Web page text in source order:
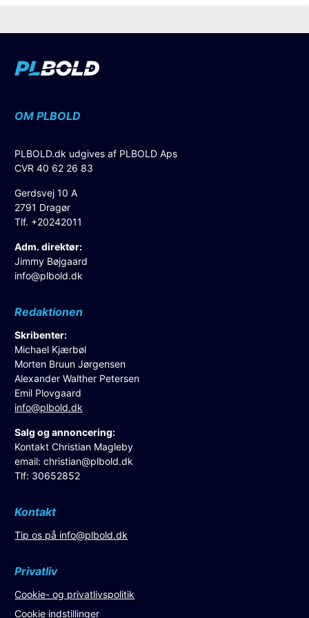
OM PLBOLD
PLBOLD.dk udgives af PLBOLD Aps
CVR 40 62 26 83
Gerdsvej 10 A
2791 Dragør
Tlf. +20242011
Adm. direktør:
Jimmy Bøjgaard
info@plbold.dk
Redaktionen
Skribenter:
Michael Kjærbøl
Morten Bruun Jørgensen
Alexander Walther Petersen
Emil Plovgaard
info@plbold.dk
Salg og annoncering:
Kontakt Christian Magleby
email:christian@plbold.dk
Tlf: 30652852
Kontakt
Tip os på info@plbold.dk
Privatliv
Cookie- og privatlivspolitik
Cookie indstillinger